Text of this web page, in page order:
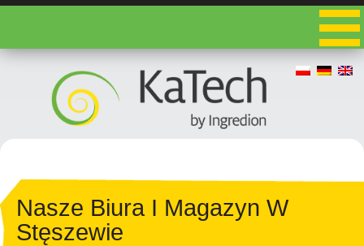
Nasze Biura I Magazyn W
Stęszewie